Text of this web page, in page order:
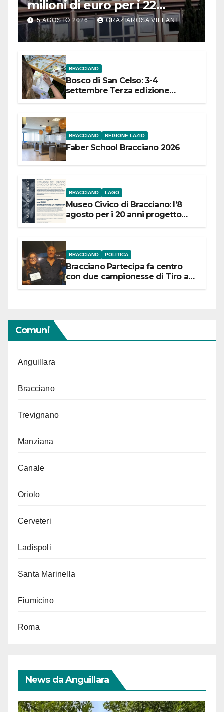
milioni di euro per i 22
Comuni dell’Etruria
Meridionale
5 AGOSTO 2026 GRAZIAROSA VILLANI
BRACCIANO
Bosco di San Celso: 3-4
settembre Terza edizione
BRACCIANO REGIONE LAZIO
Faber School Bracciano 2026
BRACCIANO LAGO
Museo Civico di Bracciano: l’8
agosto per i 20 anni progetto
BRACCIANO POLITICA
Bracciano Partecipa fa centro
con due campionesse di Tiro a
Comuni
Anguillara
Bracciano
Trevignano
Manziana
Canale
Oriolo
Cerveteri
Ladispoli
Santa Marinella
Fiumicino
Roma
News da Anguillara